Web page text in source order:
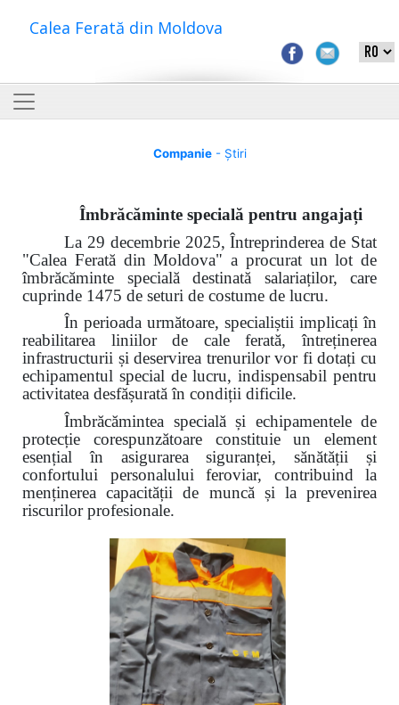
Calea Ferată din Moldova
Companie- Știri
Îmbrăcăminte specială pentru angajați
La 29 decembrie 2025, Întreprinderea de Stat
"Calea Ferată din Moldova" a procurat un lot de
îmbrăcăminte specială destinată salariaților, care
cuprinde 1475 de seturi de costume de lucru.
În perioada următoare, specialiștii implicați în
reabilitarea liniilor de cale ferată, întreținerea
infrastructurii și deservirea trenurilor vor fi dotați cu
echipamentul special de lucru, indispensabil pentru
activitatea desfășurată în condiții dificile.
Îmbrăcămintea specială și echipamentele de
protecție corespunzătoare constituie un element
esențial în asigurarea siguranței, sănătății și
confortului personalului feroviar, contribuind la
menținerea capacității de muncă și la prevenirea
riscurilor profesionale.